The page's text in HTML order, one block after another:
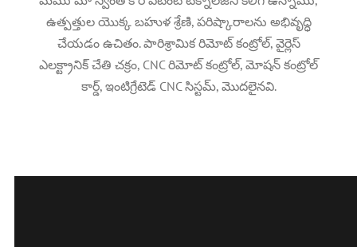
ఉత్పత్తుల యొక్క బహుళ శ్రేణి, పరిష్కారాలను అభివృద్ధి
చేయడం ఉచితం. పారిశ్రామిక రిమోట్ కంట్రోల్, వైర్లెస్
ఎలక్ట్రానిక్ చేతి చక్రం, CNC రిమోట్ కంట్రోల్, మోషన్ కంట్రోల్
కార్డ్, ఇంటిగ్రేటెడ్ CNC సిస్టమ్, మొదలైనవి.